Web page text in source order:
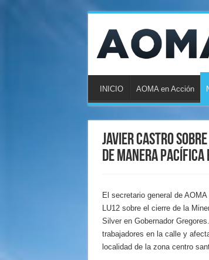
INICIO AOMA en Acción
Javier Castro
de manera
El secretario general de
LU12 sobre el cierre de la
Silver en Gobernador
trabajadores en la calle y
localidad de la zona centro